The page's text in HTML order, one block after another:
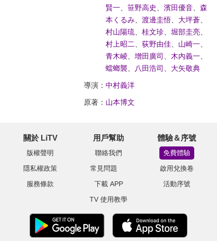
賢一
笹野高史 濱田優音、 森
本くるみ
渡邊圭悟、 大坪蒼、
村山陽琉、 桂文珍、 堀部圭亮、
村上昭二
荻野由佳 山崎一
青木崚、 增田廣司 木內義一
蟷螂襲
八田浩司 大矢敬典
導演： 中村義洋
原著： 山本博文
關於 LiTV
版權聲明
隱私權政策
服務條款
用戶幫助
聯絡我們
常見問題
下載 APP
TV 使用教學
體驗＆序號
免費體驗
啟用兌換卷
活動序號